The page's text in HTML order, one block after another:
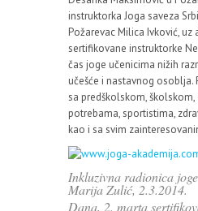
instruktorka Joga saveza
Požarevac Milica Ivković, uz
sertifikovane instruktorke
čas joge učenicima nižih
učešće i nastavnog osoblja.
sa predškolskom,
potrebama, sportistima,
kao i sa svim
Inkluzivna radionica
Marija Zulić, 2.3.2014.
Dana, 2. marta